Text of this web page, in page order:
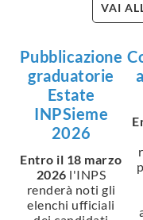
VAI
Pubblicazione
graduatorie
Estate
INPSieme
2026
Entro il 18 marzo
2026 l'INPS
renderà noti gli
elenchi ufficiali